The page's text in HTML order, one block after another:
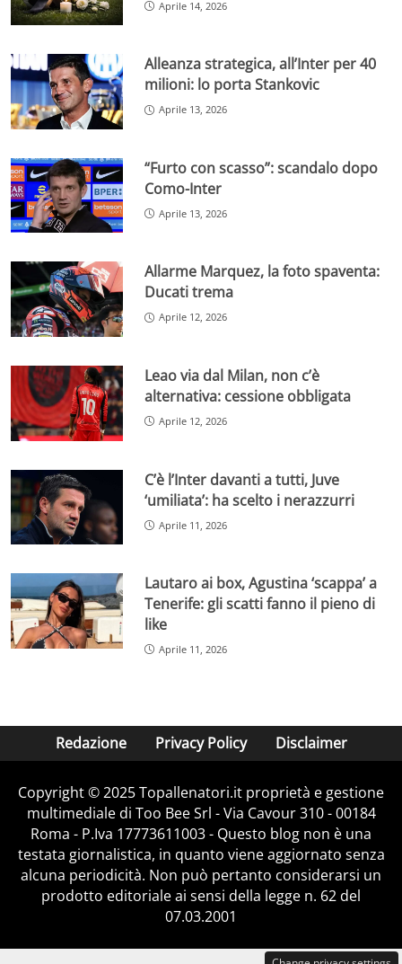
Aprile 14, 2026
Alleanza strategica, all’Inter per 40
milioni: lo porta Stankovic
Aprile 13, 2026
“Furto con scasso”: scandalo dopo
Como-Inter
Aprile 13, 2026
Allarme Marquez, la foto spaventa:
Ducati trema
Aprile 12, 2026
Leao via dal Milan, non c’è
alternativa: cessione obbligata
Aprile 12, 2026
C’è l’Inter davanti a tutti, Juve
‘umiliata’: ha scelto i nerazzurri
Aprile 11, 2026
Lautaro ai box, Agustina ‘scappa’ a
Tenerife: gli scatti fanno il pieno di
like
Aprile 11, 2026
Redazione Privacy Policy Disclaimer
Copyright © 2025 Topallenatori.it proprietà e gestione
multimediale di Too Bee Srl - Via Cavour 310 - 00184
Roma - P.Iva 17773611003 - Questo blog non è una
testata giornalistica, in quanto viene aggiornato senza
alcuna periodicità. Non può pertanto considerarsi un
prodotto editoriale ai sensi della legge n. 62 del
07.03.2001